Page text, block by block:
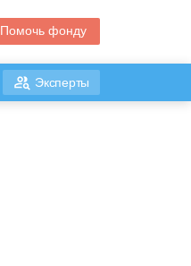
Помочь фонду
Эксперты